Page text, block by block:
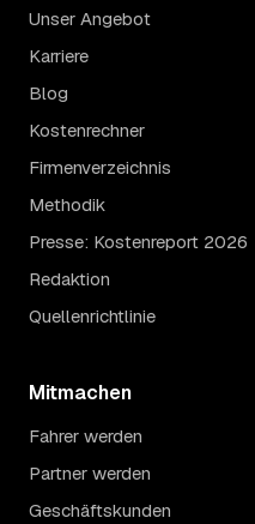
Unser Angebot
Karriere
Blog
Kostenrechner
Firmenverzeichnis
Methodik
Presse: Kostenreport 2026
Redaktion
Quellenrichtlinie
Mitmachen
Fahrer werden
Partner werden
Geschäftskunden